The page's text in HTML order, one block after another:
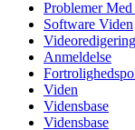
Problemer Med
Software Viden
Videoredigering
Anmeldelse
Viden
Vidensbase
Vidensbase